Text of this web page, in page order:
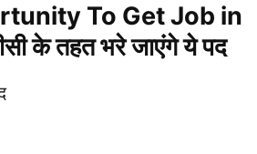
To Get Job in
के तहत भरे जाएंगे ये पद